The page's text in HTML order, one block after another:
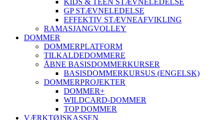
GP STÆVNELEDELSE
EFFEKTIV STÆVNEAFVIKLING
RAMASJANGVOLLEY
DOMMER
DOMMERPLATFORM
TILKALDEDOMMERE
ÅBNE BASISDOMMERKURSER
BASISDOMMERKURSUS (ENGELSK)
DOMMERPROJEKTER
DOMMER+
WILDCARD-DOMMER
TOP DOMMER
VÆRKTØJSKASSEN